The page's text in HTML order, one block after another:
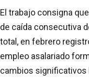
El trabajo consigna
de caída consecutiva
total, en febrero
empleo asalariado
cambios significativos